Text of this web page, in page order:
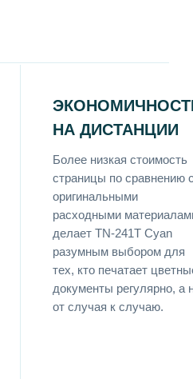
НА ДИСТАНЦИИ
Более низкая стоимость
страницы по сравнению
оригинальными
расходными
делает TN-241T Cyan
разумным выбором для
тех, кто печатает
документы регулярно, а
от случая к случаю.